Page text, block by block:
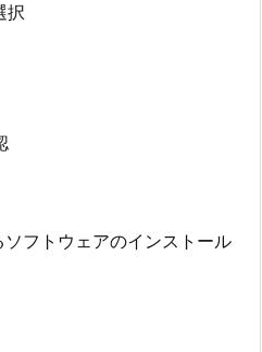
択
フトウェアのインストール